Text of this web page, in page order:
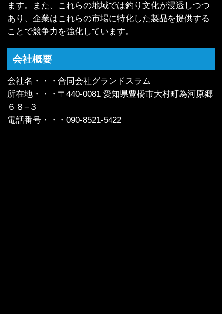
ます。また、これらの地域では釣り文化が浸透しつつ
あり、企業はこれらの市場に特化した製品を提供する
ことで競争力を強化しています。
会社概要
会社名・・・合同会社グランドスラム
所在地・・・〒440-0081 愛知県豊橋市大村町為河原郷
６８−３
電話番号・・・090-8521-5422